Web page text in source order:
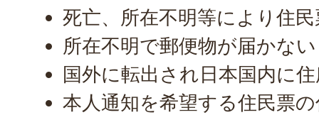
死亡、所在不明等により住
所在不明で郵便物が届かな
国外に転出され日本国内に
本人通知を希望する住民票